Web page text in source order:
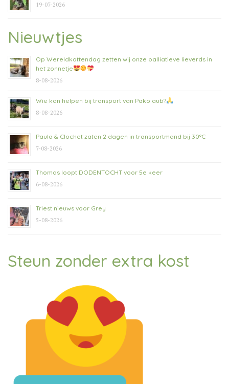
19-07-2026
Nieuwtjes
Op Wereldkattendag zetten wij onze palliatieve lieverds in
het zonnetje
8-08-2026
Wie kan helpen bij transport van Pako aub?
8-08-2026
Paula & Clochet zaten 2 dagen in transportmand bij 30°C
7-08-2026
Thomas loopt DODENTOCHT voor 5e keer
6-08-2026
Triest nieuws voor Grey
5-08-2026
Steun zonder extra kost